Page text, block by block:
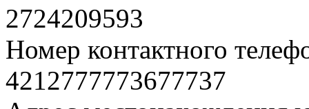
2724209593
Номер контактного
4212777773677737